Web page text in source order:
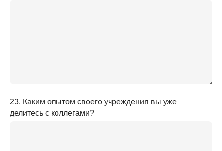
23. Каким опытом своего учреждения вы уже
делитесь с коллегами?